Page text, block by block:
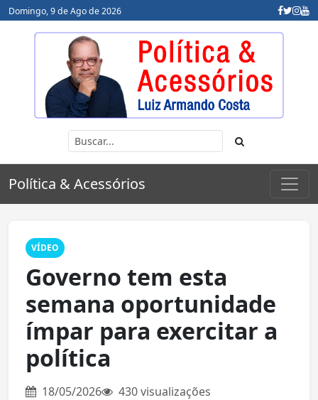
Domingo, 9 de Ago de 2026
Política & Acessórios
VÍDEO
Governo tem esta
semana oportunidade
ímpar para exercitar a
política
18/05/2026 430 visualizações